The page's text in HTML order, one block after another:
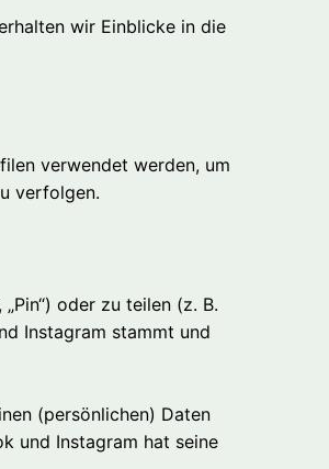
wir Einblicke in die
verwendet werden, um
verfolgen.
oder zu teilen (z. B.
Instagram stammt und
(persönlichen) Daten
und Instagram hat seine